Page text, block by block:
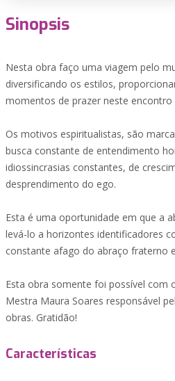
Sinopsis
Nesta obra faço uma viagem pelo
diversificando os estilos,
momentos de prazer neste encontro
Os motivos espiritualistas, são
busca constante de entendimento
idiossincrasias constantes, de
desprendimento do ego.
Esta é uma oportunidade em que a
levá-lo a horizontes identificadores
constante afago do abraço fraterno
Esta obra somente foi possível com
Mestra Maura Soares responsável
obras. Gratidão!
Características